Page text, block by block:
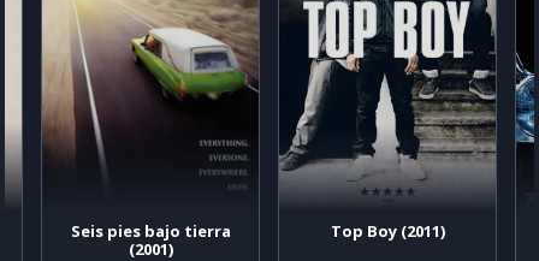
Seis pies bajo tierra
(2001)
Top Boy (2011)